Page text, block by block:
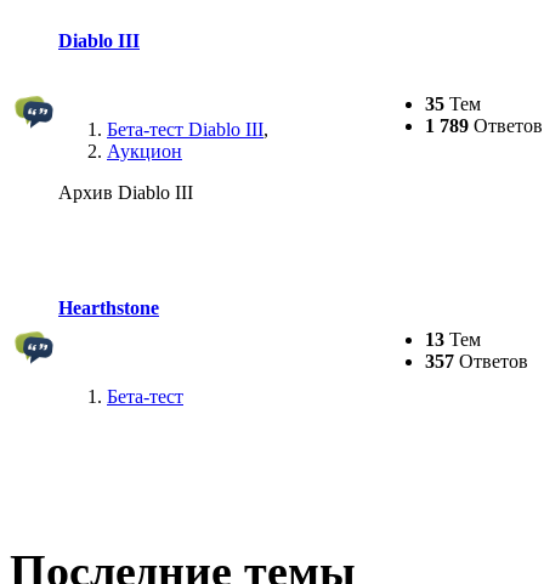
Diablo III
Бета-тест Diablo III,
Аукцион
Архив Diablo III
35 Тем
1 789 Ответов
Hearthstone
Бета-тест
13 Тем
357 Ответов
Последние темы